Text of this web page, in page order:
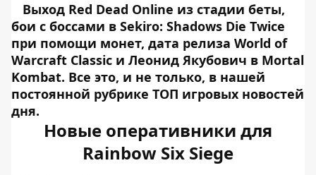
Выход Red Dead Online из стадии беты,
бои с боссами в Sekiro: Shadows Die Twice
при помощи монет, дата релиза World of
Warcraft Classic и Леонид Якубович в Mortal
Kombat. Все это, и не только, в нашей
постоянной рубрике ТОП игровых новостей
дня.
Новые оперативники для
Rainbow Six Siege